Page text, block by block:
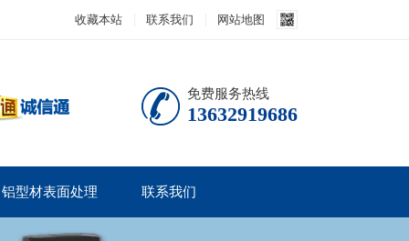
收藏本站 联系我们 网站地图
免费服务热线
13632919686
铝型材表面处理 联系我们